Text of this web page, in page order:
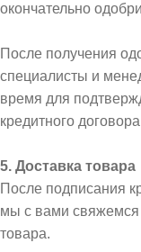
окончательно
После получения
специалисты и
время для
кредитного
5. Доставка товара
После подписания
мы с вами свяжемся
товара.